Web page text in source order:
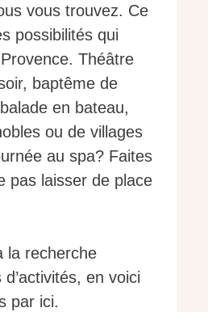
vous trouvez. Ce
possibilités qui
Théâtre
baptême de
en bateau,
ou de villages
au spa? Faites
pas laisser de place
la recherche
d’activités, en voici
par ici.